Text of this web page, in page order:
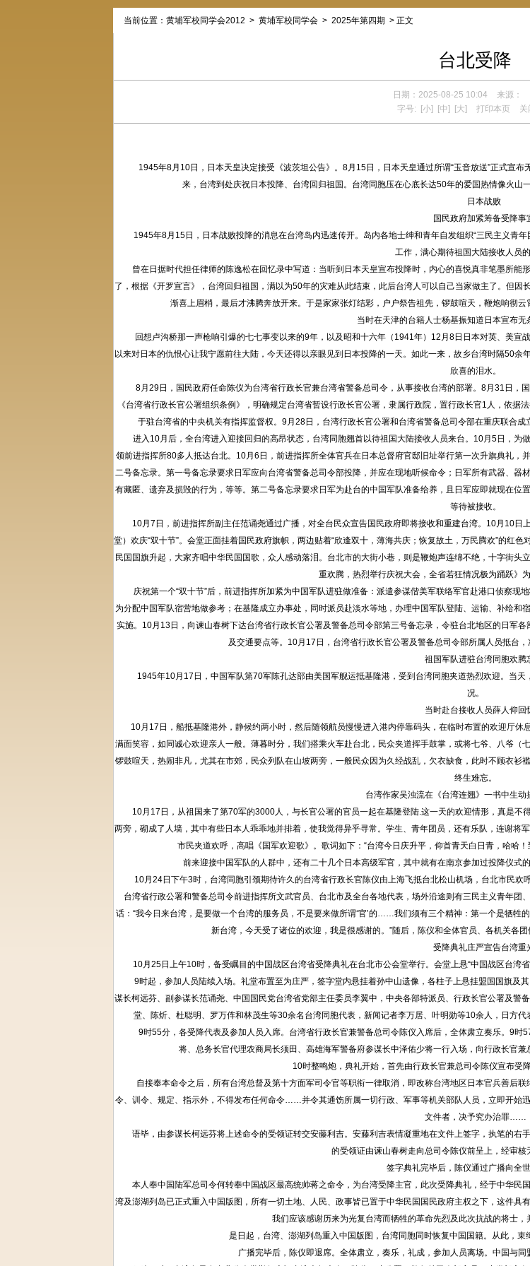
当前位置： 黄埔军校同学会2012 > 黄埔军校同学会 > 2025年第四期 > 正文
台北受降
日期：2025-08-25 10:04 来源：
字号:
[小] [中] [大] 打印本页 关
1945年8月10日，日本天皇决定接受《波茨坦公告》。8月15日，日本天皇通过所谓“玉音放送”正式宣布
来，台湾到处庆祝日本投降、台湾回归祖国。台湾同胞压在心底长达50年的爱国热情像火山
日本战败
国民政府加紧筹备受降事
1945年8月15日，日本战败投降的消息在台湾岛内迅速传开。岛内各地士绅和青年自发组织“三民主义青年
工作，满心期待祖国大陆接收人员的
曾在日据时代担任律师的陈逸松在回忆录中写道：当听到日本天皇宣布投降时，内心的喜悦真非笔墨所能
了，根据《开罗宣言》，台湾回归祖国，满以为50年的灾难从此结束，此后台湾人可以自己当家做主了。但
渐喜上眉梢，最后才沸腾奔放开来。于是家家张灯结彩，户户祭告祖先，锣鼓喧天，鞭炮响彻
当时在天津的台籍人士杨基振知道日本宣布无
回想卢沟桥那一声枪响引爆的七七事变以来的9年，以及昭和十六年（1941年）12月8日日本对英、美宣
以来对日本的仇恨心让我宁愿前往大陆，今天还得以亲眼见到日本投降的一天。如此一来，故乡台湾时隔50
欣喜的泪水。
8月29日，国民政府任命陈仪为台湾省行政长官兼台湾省警备总司令，从事接收台湾的部署。8月31日，
《台湾省行政长官公署组织条例》，明确规定台湾省暂设行政长官公署，隶属行政院，置行政长官1人，依
于驻台湾省的中央机关有指挥监督权。9月28日，台湾行政长官公署和台湾省警备总司令部在重庆联合
进入10月后，全台湾进入迎接回归的高昂状态，台湾同胞翘首以待祖国大陆接收人员来台。10月5日，为
领前进指挥所80多人抵达台北。10月6日，前进指挥所全体官兵在日本总督府官邸旧址举行第一次升旗典礼，
二号备忘录。第一号备忘录要求日军应向台湾省警备总司令部投降，并应在现地听候命令；日军所有武器、
有藏匿、遗弃及损毁的行为，等等。第二号备忘录要求日军为赴台的中国军队准备给养，且日军应即就现在
等待被接收。
10月7日，前进指挥所副主任范诵尧通过广播，对全台民众宣告国民政府即将接收和重建台湾。10月10日
堂）欢庆“双十节”。会堂正面挂着国民政府旗帜，两边贴着“欣逢双十，薄海共庆；恢复故土，万民腾欢”的红
民国国旗升起，大家齐唱中华民国国歌，众人感动落泪。台北市的大街小巷，则是鞭炮声连绵不绝，十字街
重欢腾，热烈举行庆祝大会，全省若狂情况极为踊跃》
庆祝第一个“双十节”后，前进指挥所加紧为中国军队进驻做准备：派遣参谋偕美军联络军官赴港口侦察现
为分配中国军队宿营地做参考；在基隆成立办事处，同时派员赴淡水等地，办理中国军队登陆、运输、补给
实施。10月13日，向谏山春树下达台湾省行政长官公署及警备总司令部第三号备忘录，令驻台北地区的日军
及交通要点等。10月17日，台湾省行政长官公署及警备总司令部所属人员抵台
祖国军队进驻台湾同胞欢腾
1945年10月17日，中国军队第70军陈孔达部由美国军舰运抵基隆港，受到台湾同胞夹道热烈欢迎。当天
况。
当时赴台接收人员薛人仰回
10月17日，船抵基隆港外，静候约两小时，然后随领航员慢慢进入港内停靠码头，在临时布置的欢迎厅休
满面笑容，如同诚心欢迎亲人一般。薄暮时分，我们搭乘火车赴台北，民众夹道挥手鼓掌，或将七爷、八爷（
锣鼓喧天，热闹非凡，尤其在市郊，民众列队在山坡两旁，一般民众因为久经战乱，欠衣缺食，此时不顾衣衫
终生难忘。
台湾作家吴浊流在《台湾连翘》一书中生动
10月17日，从祖国来了第70军的3000人，与长官公署的官员一起在基隆登陆.这一天的欢迎情形，真是不
两旁，砌成了人墙，其中有些日本人乖乖地并排着，使我觉得异乎寻常。学生、青年团员，还有乐队，连谢
市民夹道欢呼，高唱《国军欢迎歌》。歌词如下：“台湾今日庆升平，仰首青天白日青，哈哈
前来迎接中国军队的人群中，还有二十几个日本高级军官，其中就有在南京参加过投降仪式
10月24日下午3时，台湾同胞引颈期待许久的台湾省行政长官陈仪由上海飞抵台北松山机场，台北市民欢
台湾省行政公署和警备总司令前进指挥所文武官员、台北市及全台各地代表，场外沿途则有三民主义青年
话：“我今日来台湾，是要做一个台湾的服务员，不是要来做所谓‘官’的……我们须有三个精神：第一个是牺
新台湾，今天受了诸位的欢迎，我是很感谢的。”随后，陈仪和全体官员、各机关各
受降典礼庄严宣告台湾重
10月25日上午10时，备受瞩目的中国战区台湾省受降典礼在台北市公会堂举行。会堂上悬“中国战区台湾省
9时起，参加人员陆续入场。礼堂布置至为庄严，签字堂内悬挂着孙中山遗像，各柱子上悬挂盟国国旗及
谋长柯远芬、副参谋长范诵尧、中国国民党台湾省党部主任委员李翼中，中央各部特派员、行政长官公署及
堂、陈炘、杜聪明、罗万伡和林茂生等30余名台湾同胞代表，新闻记者李万居、叶明勋等10余人，日方
9时55分，各受降代表及参加人员入席。台湾省行政长官兼警备总司令陈仪入席后，全体肃立奏乐。9时
将、总务长官代理农商局长须田、高雄海军警备府参谋长中泽佑少将一行入场，向行政长官
10时整鸣炮，典礼开始，首先由行政长官兼总司令陈仪宣布受降
自接奉本命令之后，所有台湾总督及第十方面军司令官等职衔一律取消，即改称台湾地区日本官兵善后
令、训令、规定、指示外，不得发布任何命令……并令其通饬所属一切行政、军事等机关部队人员，立即开始
文件者，决予究办治罪……
语毕，由参谋长柯远芬将上述命令的受领证转交安藤利吉。安藤利吉表情凝重地在文件上签字，执笔的右
的受领证由谏山春树走向总司令陈仪前呈上，经审核
签字典礼完毕后，陈仪通过广播向全世
本人奉中国陆军总司令何转奉中国战区最高统帅蒋之命令，为台湾受降主官，此次受降典礼，经于中华民
湾及澎湖列岛已正式重入中国版图，所有一切土地、人民、政事皆已置于中华民国国民政府主权之下，这件具
我们应该感谢历来为光复台湾而牺牲的革命先烈及此次抗战的将士
是日起，台湾、澎湖列岛重入中国版图，台湾同胞同时恢复中国国籍。从此，束
广播完毕后，陈仪即退席。全体肃立，奏乐，礼成，参加人员离场。中国与同